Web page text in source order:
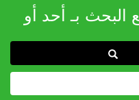
بـ أحد أو